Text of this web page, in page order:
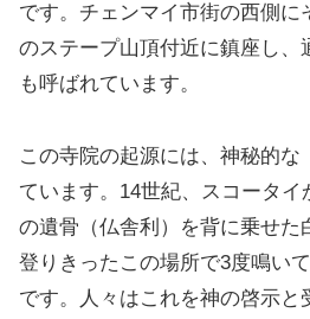
です。チェンマイ市街の西側に
のステープ山頂付近に鎮座し、
も呼ばれています。
この寺院の起源には、神秘的な
ています。14世紀、スコータ
の遺骨（仏舎利）を背に乗せた
登りきったこの場所で3度鳴い
です。人々はこれを神の啓示と